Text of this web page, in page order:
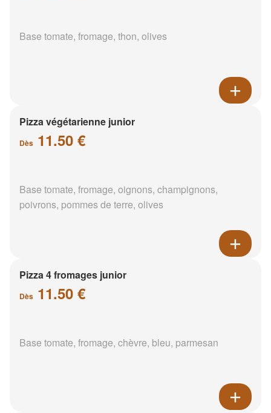
Base tomate, fromage, thon, olives
Pizza végétarienne junior
Dès 11.50 €
Base tomate, fromage, oignons, champignons,
poivrons, pommes de terre, olives
Pizza 4 fromages junior
Dès 11.50 €
Base tomate, fromage, chèvre, bleu, parmesan